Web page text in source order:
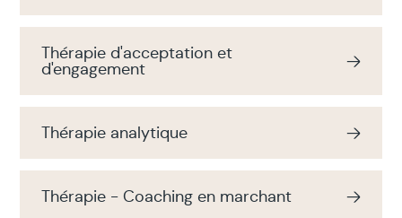
Thérapie d'acceptation et
d'engagement
Thérapie analytique
Thérapie - Coaching en marchant